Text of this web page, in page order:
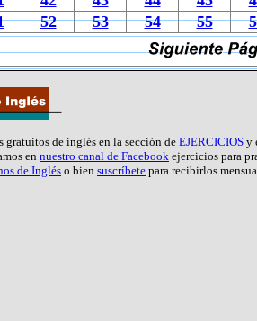
52 53 54 55
gratuitos de inglés en la sección de EJERCICIOS y
en nuestro canal de Facebook ejercicios para
de Inglés o bien suscríbete para recibirlos